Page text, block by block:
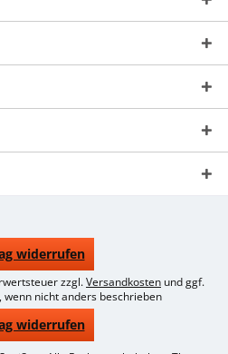
widerrufen
zzgl.Versandkosten und ggf.
nicht anders beschrieben
widerrufen